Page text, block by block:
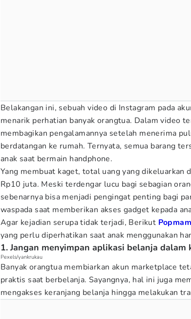
Belakangan ini, sebuah video di Instagram pada
menarik perhatian banyak orangtua. Dalam video
membagikan pengalamannya setelah menerima
berdatangan ke rumah. Ternyata, semua barang
anak saat bermain handphone.
Yang membuat kaget, total uang yang dikeluarkan
Rp10 juta. Meski terdengar lucu bagi sebagian
sebenarnya bisa menjadi pengingat penting bagi
waspada saat memberikan akses gadget kepada
Agar kejadian serupa tidak terjadi, Berikut
yang perlu diperhatikan saat anak menggunakan
1. Jangan menyimpan aplikasi belanja
Pexels/yankrukau
Banyak orangtua membiarkan akun marketplace
praktis saat berbelanja. Sayangnya, hal ini juga
mengakses keranjang belanja hingga melakukan